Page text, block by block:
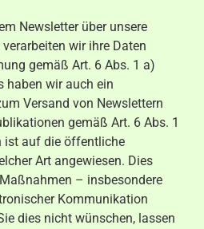
Newsletter über unsere
wir ihre Daten
gemäß Art. 6 Abs. 1 a)
haben wir auch ein
Versand von Newslettern
gemäß Art. 6 Abs. 1
ist auf die öffentliche
Art angewiesen. Dies
– insbesondere
Kommunikation
dies nicht wünschen, lassen